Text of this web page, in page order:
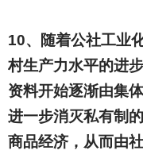
10、随着公社工业
村生产力水平的进
资料开始逐渐由集
进一步消灭私有制
商品经济，从而由